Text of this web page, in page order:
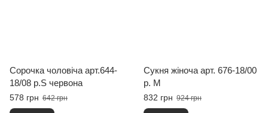
Сорочка чоловіча арт.644-
18/08 р.S червона
578 грн 642 грн
Сукня жіноча арт. 676-18/00
р. M
832 грн 924 грн